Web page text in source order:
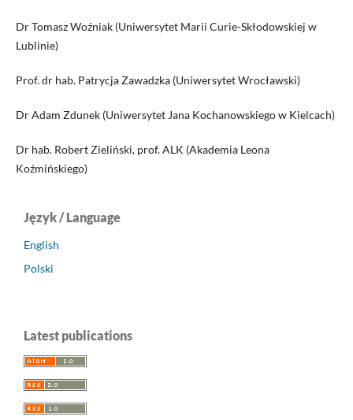
Dr Tomasz Woźniak (Uniwersytet Marii Curie-Skłodowskiej w
Lublinie)
Prof. dr hab. Patrycja Zawadzka (Uniwersytet Wrocławski)
Dr Adam Zdunek (Uniwersytet Jana Kochanowskiego w Kielcach)
Dr hab. Robert Zieliński, prof. ALK (Akademia Leona
Koźmińskiego)
Język / Language
English
Polski
Latest publications